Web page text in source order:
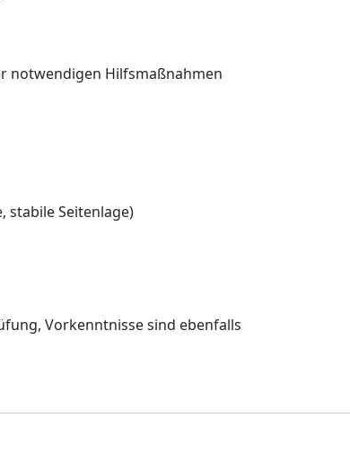
notwendigen Hilfsmaßnahmen
stabile Seitenlage)
Vorkenntnisse sind ebenfalls